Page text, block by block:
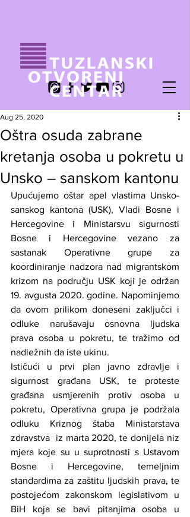
Oštra osuda zabrane
kretanja osoba u pokretu u
Unsko – sanskom kantonu
Aug 25, 2020
Upućujemo oštar apel vlastima Unsko-
sanskog kantona (USK), Vladi Bosne i
Hercegovine i Ministarsvu sigurnosti
Bosne i Hercegovine vezano za
sastanak Operativne grupe za
koordiniranje nadzora nad migrantskom
krizom na području USK koji je održan
19. avgusta 2020. godine. Napominjemo
da ovom prilikom doneseni zaključci i
odluke narušavaju osnovna ljudska
prava osoba u pokretu, te tražimo od
nadležnih da iste ukinu.
Ističući u prvi plan javno zdravlje i
sigurnost građana USK, te proteste
građana usmjerenih protiv osoba u
pokretu, Operativna grupa je podržala
odluku Kriznog štaba Ministarstava
zdravstva  iz marta 2020, te donijela niz
mjera koje su u suprotnosti s Ustavom
Bosne i Hercegovine, temeljnim
standardima za zaštitu ljudskih prava, te
postojećom zakonskom legislativom u
BiH koja se bavi pitanjima osoba u